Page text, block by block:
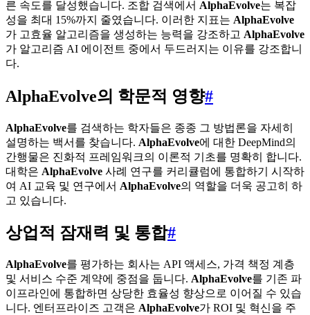
른 속도를 달성했습니다. 조합 검색에서 AlphaEvolve는 복잡
성을 최대 15%까지 줄였습니다. 이러한 지표는 AlphaEvolve
가 고효율 알고리즘을 생성하는 능력을 강조하고 AlphaEvolve
가 알고리즘 AI 에이전트 중에서 두드러지는 이유를 강조합니
다.
AlphaEvolve의 학문적 영향#
AlphaEvolve를 검색하는 학자들은 종종 그 방법론을 자세히
설명하는 백서를 찾습니다. AlphaEvolve에 대한 DeepMind의
간행물은 진화적 프레임워크의 이론적 기초를 명확히 합니다.
대학은 AlphaEvolve 사례 연구를 커리큘럼에 통합하기 시작하
여 AI 교육 및 연구에서 AlphaEvolve의 역할을 더욱 공고히 하
고 있습니다.
상업적 잠재력 및 통합#
AlphaEvolve를 평가하는 회사는 API 액세스, 가격 책정 계층
및 서비스 수준 계약에 중점을 둡니다. AlphaEvolve를 기존 파
이프라인에 통합하면 상당한 효율성 향상으로 이어질 수 있습
니다. 엔터프라이즈 고객은 AlphaEvolve가 ROI 및 혁신을 주